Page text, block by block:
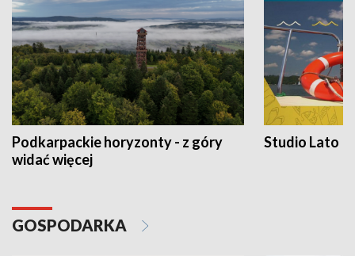
Podkarpackie horyzonty - z góry
widać więcej
Studio Lato
GOSPODARKA